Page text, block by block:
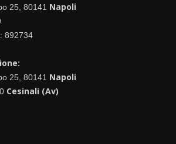
25, 80141 Napoli
892734
25, 80141 Napoli
Cesinali (Av)